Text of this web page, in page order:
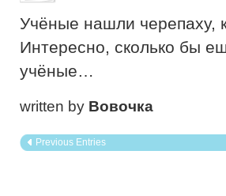
Учёные нашли черепаху,
Интересно, сколько бы
учёные…
written by Вовочка
Previous Entries